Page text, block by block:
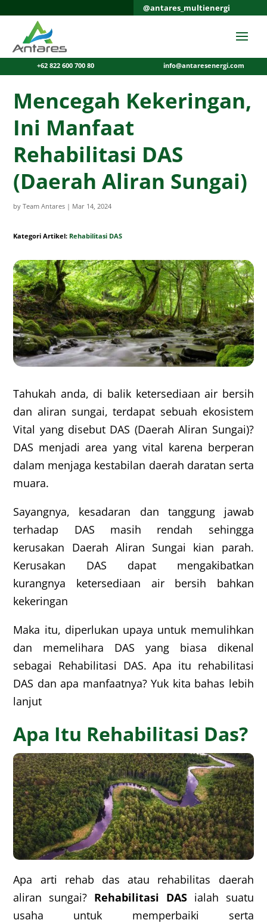
@antares_multienergi
+62 822 600 700 80 info@antaresenergi.com
Mencegah Kekeringan,
Ini Manfaat
Rehabilitasi DAS
(Daerah Aliran Sungai)
byTeam Antares | Mar 14, 2024
Kategori Artikel: Rehabilitasi DAS
Tahukah anda, di balik ketersediaan air bersih
dan aliran sungai, terdapat sebuah ekosistem
Vital yang disebut DAS (Daerah Aliran Sungai)?
DAS menjadi area yang vital karena berperan
dalam menjaga kestabilan daerah daratan serta
muara.
Sayangnya, kesadaran dan tanggung jawab
terhadap DAS masih rendah sehingga
kerusakan Daerah Aliran Sungai kian parah.
Kerusakan DAS dapat mengakibatkan
kurangnya ketersediaan air bersih bahkan
kekeringan
Maka itu, diperlukan upaya untuk memulihkan
dan memelihara DAS yang biasa dikenal
sebagai Rehabilitasi DAS. Apa itu rehabilitasi
DAS dan apa manfaatnya? Yuk kita bahas lebih
lanjut
Apa Itu Rehabilitasi Das?
Apa arti rehab das atau rehabilitas daerah
aliran sungai? Rehabilitasi DAS ialah suatu
usaha untuk memperbaiki serta